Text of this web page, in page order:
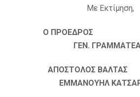
Με Εκτίμηση,
Ο
ΓΕΝ.
ΑΠΟΣΤΟΛΟΣ
ΕΜΜΑΝΟΥΗΛ